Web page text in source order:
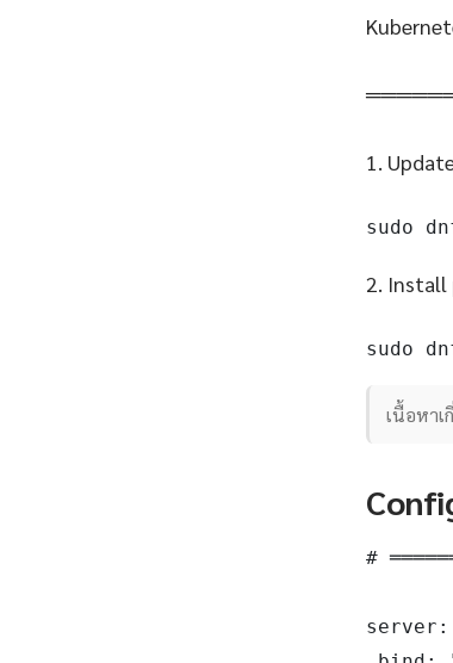
1.
sudo
2. Install
sudo
เนื้อหา
#
server: